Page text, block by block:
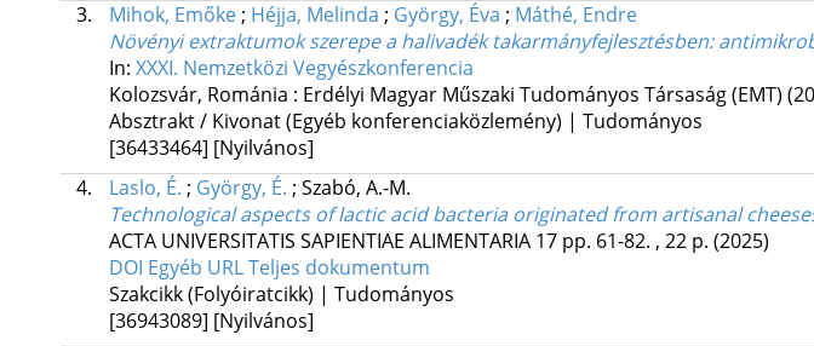
3.
Mihok, Emőke; Héjja, Melinda ; György, Éva ; Máthé, Endre
Növényi extraktumok szerepe a halivadék takarmányfejlesztésben:
In: XXXI. Nemzetközi Vegyészkonferencia
Kolozsvár, Románia : Erdélyi Magyar Műszaki Tudományos Társaság (EMT)
Absztrakt / Kivonat (Egyéb konferenciaközlemény) | Tudományos
[36433464] [Nyilvános]
4.
Laslo, É. ; György, É. ; Szabó, A.-M.
Technological aspects of lactic acid bacteria originated from artisanal
ACTA UNIVERSITATIS SAPIENTIAE ALIMENTARIA 17 pp. 61-82. , 22 p. (2025)
DOI Egyéb URLTeljes dokumentum
Szakcikk (Folyóiratcikk) | Tudományos
[36943089] [Nyilvános]